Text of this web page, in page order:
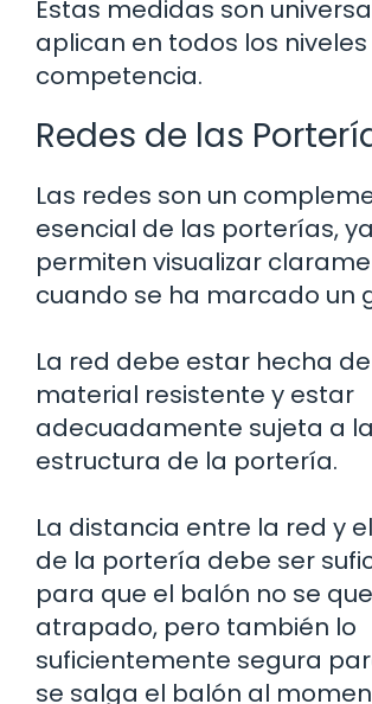
Estas medidas son
aplican en todos los
competencia.
Redes de las
Las redes son un
esencial de las porterías,
permiten visualizar
cuando se ha marcado un
La red debe estar hecha
material resistente y estar
adecuadamente sujeta a la
estructura de la portería.
La distancia entre la red y
de la portería debe ser
para que el balón no se
atrapado, pero también lo
suficientemente segura
se salga el balón al